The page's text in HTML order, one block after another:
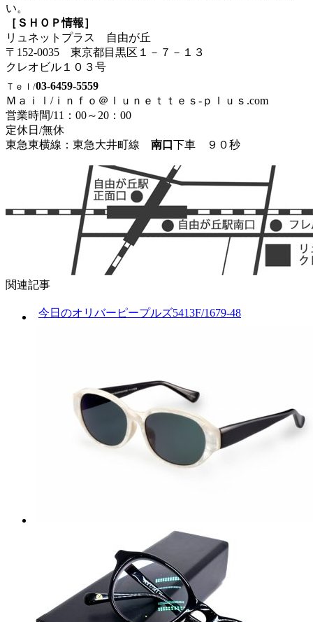
い。
［ＳＨＯＰ情報］
リュネットプラス 自由が丘
〒152-0035 東京都目黒区１－７－１３
クレオビル１０３号
Ｔｅｌ/03-6459-5559
Ｍａｉｌ/ｉｎｆｏ＠ｌｕｎｅｔｔｅｓ-ｐｌｕｓ.com
営業時間/11：00～20：00
定休日/無休
東急東横線：東急大井町線 南口 下車 ９０秒
関連記事
今日のオリバーピープルズ5413F/1679-48